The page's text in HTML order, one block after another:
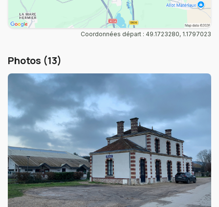
Coordonnées départ : 49.1723280, 1.1797023
Photos (13)